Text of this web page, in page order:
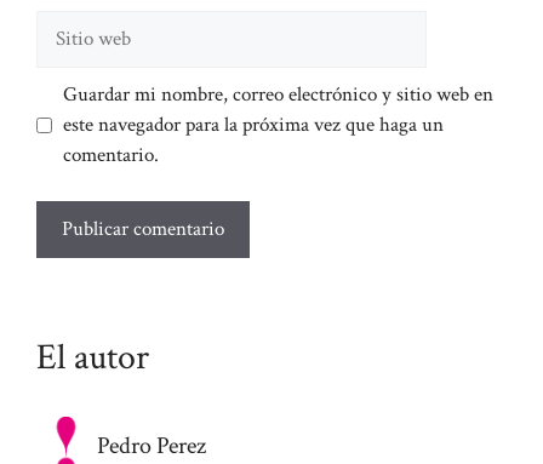
web
Guardar mi nombre, correo electrónico y sitio web en
este navegador para la próxima vez que haga un
comentario.
El autor
Pedro Perez